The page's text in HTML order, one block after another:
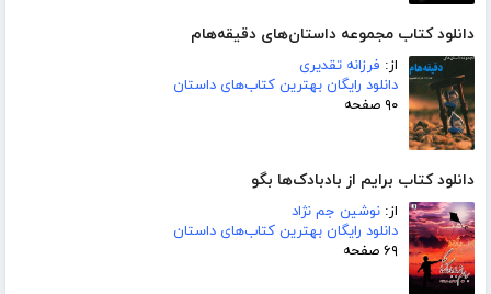
دانلود کتاب مجموعه داستان‌های دقیقه‌هام
از: فرزانه تقدیری
دانلود رایگان بهترین کتاب‌های داستان
۹۰ صفحه
دانلود کتاب برایم از بادبادک‌ها بگو
از: نوشین جم نژاد
دانلود رایگان بهترین کتاب‌های داستان
۶۹ صفحه